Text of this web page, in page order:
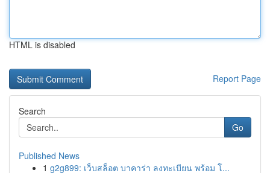
HTML is disabled
Report Page
Search
Go
Published News
1 g2g899: เว็บสล็อต บาคาร่า ลงทะเบียน พร้อม โ...